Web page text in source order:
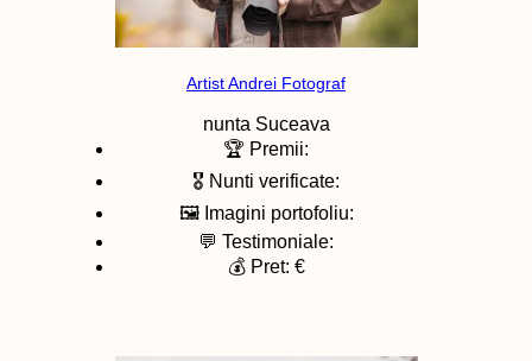
Artist Andrei Fotograf
nunta Suceava
🏆 Premii:
🎖️ Nunti verificate:
🖼️ Imagini portofoliu:
💬 Testimoniale:
💰 Pret: €